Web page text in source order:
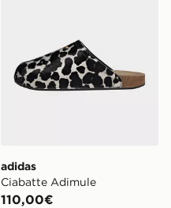
adidas
Ciabatte Adimule
110,00€